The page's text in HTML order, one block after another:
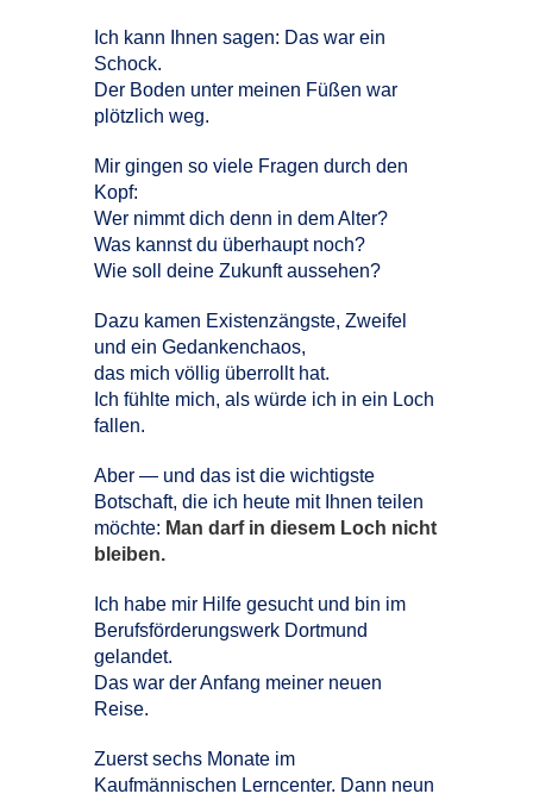
Ich kann Ihnen sagen: Das war ein
Schock.
Der Boden unter meinen Füßen war
plötzlich weg.
Mir gingen so viele Fragen durch den
Kopf:
Wer nimmt dich denn in dem Alter?
Was kannst du überhaupt noch?
Wie soll deine Zukunft aussehen?
Dazu kamen Existenzängste, Zweifel
und ein Gedankenchaos,
das mich völlig überrollt hat.
Ich fühlte mich, als würde ich in ein Loch
fallen.
Aber — und das ist die wichtigste
Botschaft, die ich heute mit Ihnen teilen
möchte: Man darf in diesem Loch nicht
bleiben.
Ich habe mir Hilfe gesucht und bin im
Berufsförderungswerk Dortmund
gelandet.
Das war der Anfang meiner neuen
Reise.
Zuerst sechs Monate im
Kaufmännischen Lerncenter. Dann neun